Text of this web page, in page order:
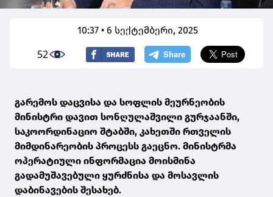
10:37 • 6 სექტემბერი, 2025
52
გარემოს დაცვისა და სოფლის მეურნეობის
მინისტრი დავით სონღულაშვილი გურჯაანში,
საკოორდინაციო შტაბში, კახეთში რთველის
მიმდინარეობის პროცესს გაეცნო. მინისტრმა
ოპერატიული ინფორმაცია მოისმინა
გადამუშავებული ყურძნისა და მოსავლის
დაბინავების შესახებ.